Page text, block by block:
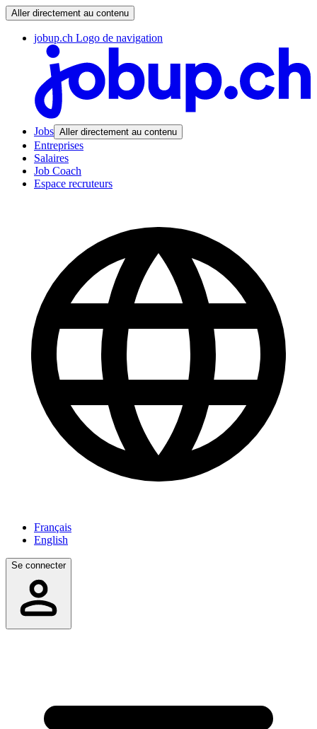
Aller directement au contenu
jobup.ch Logo de navigation
Jobs Aller directement au contenu
Entreprises
Salaires
Job Coach
Espace recruteurs
Français
English
Se connecter